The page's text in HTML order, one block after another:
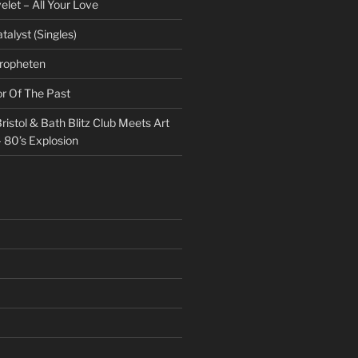
– All Your Love
(Singles)
Of The Past
& Bath Blitz Club Meets Art
Explosion